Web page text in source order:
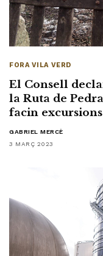
FORA VILA VERD
El Consell
la Ruta de
facin excursions
GABRIEL MERCÈ
3 MARÇ 2023